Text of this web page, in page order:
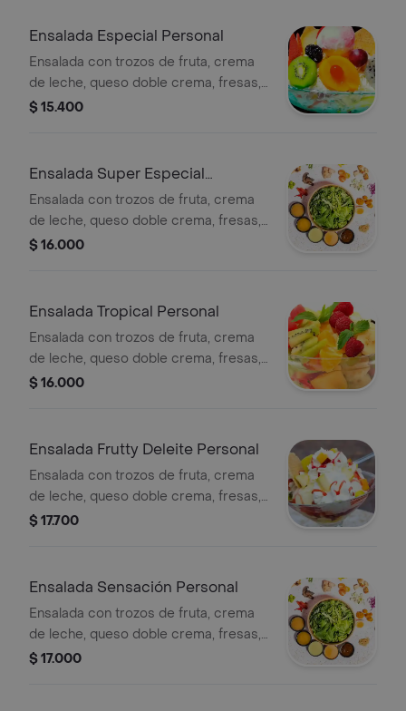
Ensalada Especial Personal
Ensalada con trozos de fruta, crema
de leche, queso doble crema, fresas,
manzana, galleta y helado a elegir.
$ 15.400
Ensalada Super Especial
Personal
Ensalada con trozos de fruta, crema
de leche, queso doble crema, fresas,
manzana, kiwi, galleta de helado a
$ 16.000
Ensalada Tropical Personal
Ensalada con trozos de fruta, crema
de leche, queso doble crema, fresas,
manzana, kiwi, durazno, galleta y
$ 16.000
Ensalada Frutty Deleite Personal
Ensalada con trozos de fruta, crema
de leche, queso doble crema, fresas,
manzana, kiwi, durazno, galleta y
$ 17.700
Ensalada Sensación Personal
Ensalada con trozos de fruta, crema
de leche, queso doble crema, fresas,
manzana, kiwi, durazno, cereza, uva,
$ 17.000